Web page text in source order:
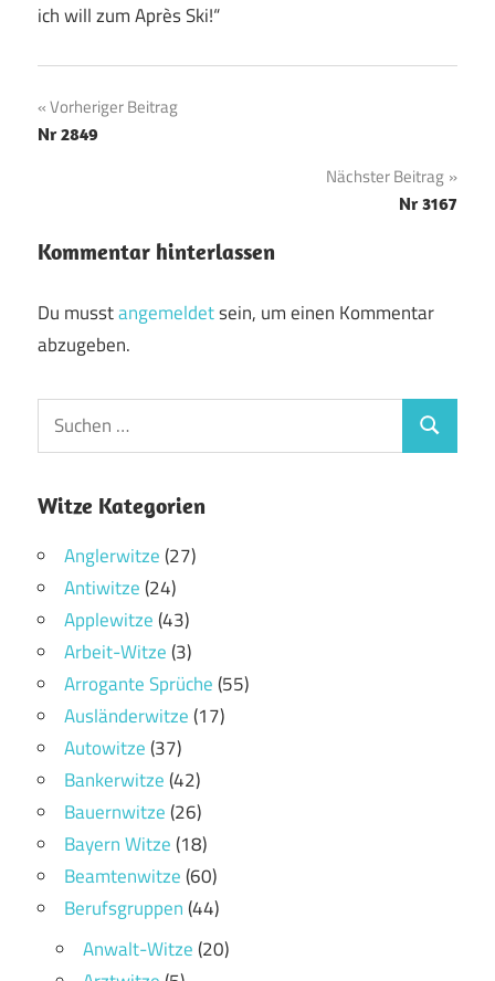
ich will zum Après Ski!“
Beitragsnavigation
Vorheriger Beitrag
Nr 2849
Nächster Beitrag
Nr 3167
Kommentar hinterlassen
Du musstangemeldetsein, um einen Kommentar
abzugeben.
Witze Kategorien
Anglerwitze(27)
Antiwitze(24)
Applewitze(43)
Arbeit-Witze(3)
Arrogante Sprüche(55)
Ausländerwitze(17)
Autowitze(37)
Bankerwitze(42)
Bauernwitze(26)
Bayern Witze(18)
Beamtenwitze(60)
Berufsgruppen(44)
Anwalt-Witze(20)